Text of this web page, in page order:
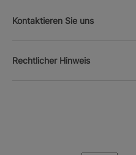
Kontaktieren Sie uns
Rechtlicher Hinweis